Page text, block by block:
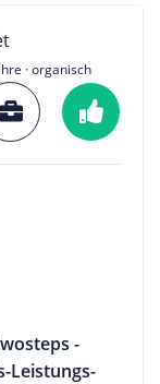
· organisch
-
Leistungs-